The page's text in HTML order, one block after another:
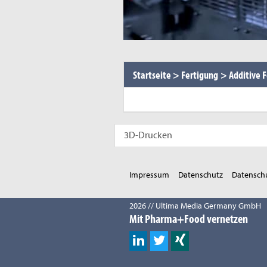
Startseite > Fertigung >Additive
3D-Drucken
Impressum Datenschutz
2026 // Ultima Media Germany GmbH
Mit Pharma+Food vernetzen